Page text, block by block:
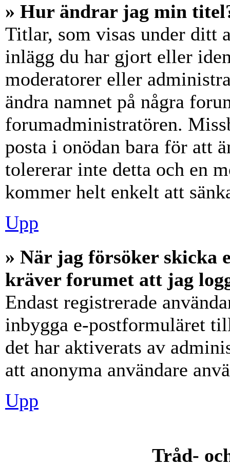
» Hur ändrar jag min
Titlar, som visas under ditt
inlägg du har gjort eller
moderatorer eller
ändra namnet på några
forumadministratören.
posta i onödan bara för att
tolererar inte detta och en
kommer helt enkelt att
Upp
» När jag försöker skicka
kräver forumet att jag
Endast registrerade
inbygga e-postformuläret
det har aktiverats av
att anonyma användare
Upp
Tråd-